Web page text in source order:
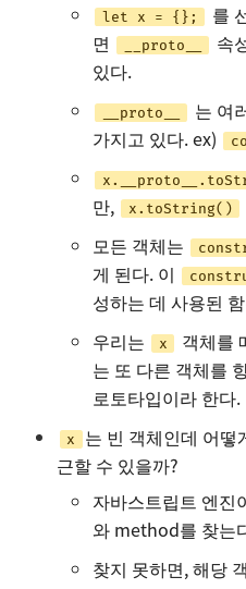
let x = {}; 를
면
__proto__
속
있다.
__proto__
는 여
가지고 있다. ex)
만,
x.toString()
모든 객체는
게 된다. 이
성하는 데 사용된
우리는
x 객체를
는 또 다른 객체를
로토타입이라 한다.
x 는 빈 객체인데 어떻
근할 수 있을까?
자바스트립트 엔진
와 method를 찾는
찾지 못하면, 해당